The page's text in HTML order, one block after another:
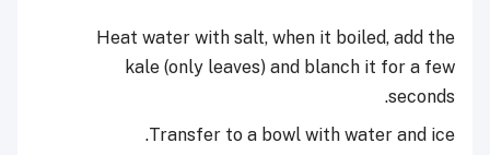
Heat water with salt, when it boiled, add the
kale (only leaves) and blanch it for a few
seconds.
Transfer to a bowl with water and ice.